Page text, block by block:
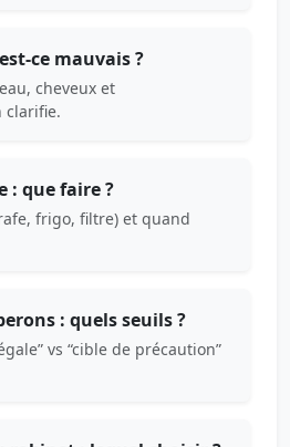
ce mauvais ?
cheveux et
clarifie.
: que faire ?
frigo, filtre) et quand
: quels seuils ?
vs “cible de précaution”